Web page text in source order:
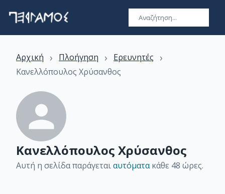
Αρχική › Πλοήγηση › Ερευνητές ›
Κανελλόπουλος Χρύσανθος
Κανελλόπουλος Χρύσανθος
Αυτή η σελίδα παράγεταιαυτόματακάθε 48 ώρες.